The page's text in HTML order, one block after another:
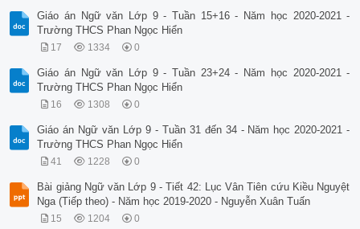
Giáo án Ngữ văn Lớp 9 - Tuần 15+16 - Năm học 2020-2021 -
Trường THCS Phan Ngọc Hiển
17 1334 0
Giáo án Ngữ văn Lớp 9 - Tuần 23+24 - Năm học 2020-2021 -
Trường THCS Phan Ngọc Hiển
16 1308 0
Giáo án Ngữ văn Lớp 9 - Tuần 31 đến 34 - Năm học 2020-2021 -
Trường THCS Phan Ngọc Hiển
41 1228 0
Bài giảng Ngữ văn Lớp 9 - Tiết 42: Lục Vân Tiên cứu Kiều Nguyệt
Nga (Tiếp theo) - Năm học 2019-2020 - Nguyễn Xuân Tuấn
15 1204 0